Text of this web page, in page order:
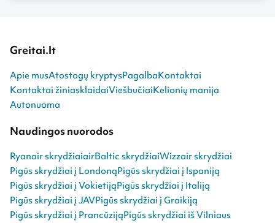
Greitai.lt
Apie musAtostogų kryptysPagalbaKontaktai
Kontaktai žiniasklaidaiViešbučiaiKelionių manija
Autonuoma
Naudingos nuorodos
Ryanair skrydžiaiairBaltic skrydžiaiWizzair skrydžiai
Pigūs skrydžiai į LondonąPigūs skrydžiai į Ispaniją
Pigūs skrydžiai į VokietijąPigūs skrydžiai į Italiją
Pigūs skrydžiai į JAVPigūs skrydžiai į Graikiją
Pigūs skrydžiai į PrancūzijąPigūs skrydžiai iš Vilniaus